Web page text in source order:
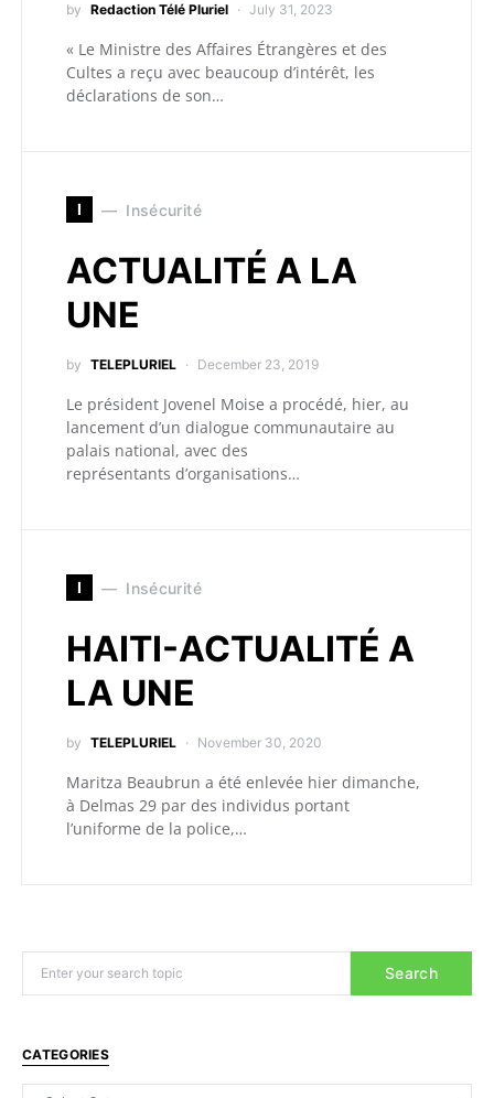
by Redaction Télé Pluriel July 31, 2023
« Le Ministre des Affaires Étrangères et des
Cultes a reçu avec beaucoup d’intérêt, les
déclarations de son…
I Insécurité
ACTUALITÉ A LA
UNE
by TELEPLURIEL December 23, 2019
Le président Jovenel Moise a procédé, hier, au
lancement d’un dialogue communautaire au
palais national, avec des
représentants d’organisations…
I Insécurité
HAITI-ACTUALITÉ A
LA UNE
by TELEPLURIEL November 30, 2020
Maritza Beaubrun a été enlevée hier dimanche,
à Delmas 29 par des individus portant
l’uniforme de la police,…
Search
CATEGORIES